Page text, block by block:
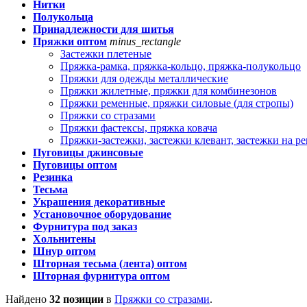
Нитки
Полукольца
Принадлежности для шитья
Пряжки оптом minus_rectangle
Застежки плетеные
Пряжка-рамка, пряжка-кольцо, пряжка-полукольцо
Пряжки для одежды металлические
Пряжки жилетные, пряжки для комбинезонов
Пряжки ременные, пряжки силовые (для стропы)
Пряжки со стразами
Пряжки фастексы, пряжка ковача
Пряжки-застежки, застежки клевант, застежки на
Пуговицы джинсовые
Пуговицы оптом
Резинка
Тесьма
Украшения декоративные
Установочное оборудование
Фурнитура под заказ
Хольнитены
Шнур оптом
Шторная тесьма (лента) оптом
Шторная фурнитура оптом
Найдено 32 позиции в Пряжки со стразами.